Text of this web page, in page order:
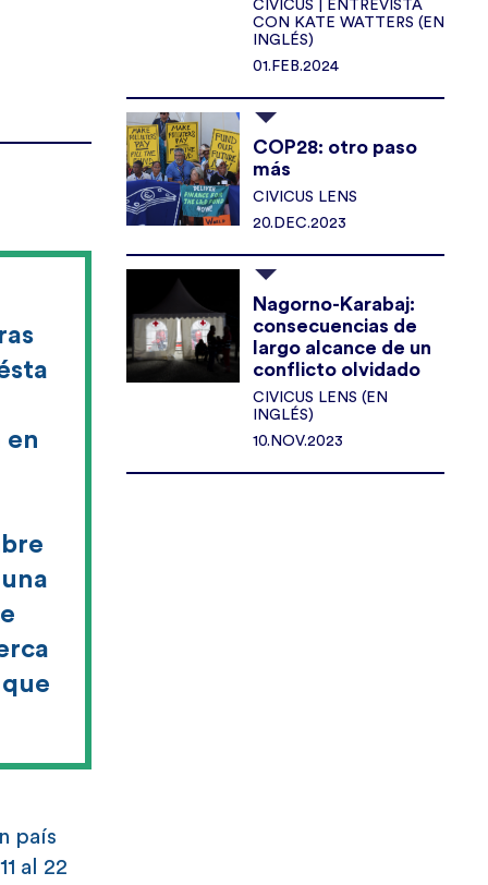
en
país
al 22
CIVICUS | ENTREVISTA
CON KATE WATTERS (EN
INGLÉS)
01.FEB.2024
COP28: otro paso
más
CIVICUS LENS
20.DEC.2023
Nagorno-Karabaj:
consecuencias de
largo alcance de un
conflicto olvidado
CIVICUS LENS (EN
INGLÉS)
10.NOV.2023